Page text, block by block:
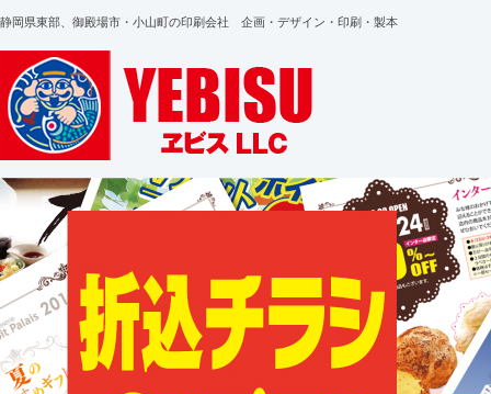
静岡県東部、御殿場市・小山町の印刷会社 企画・デザイン・印刷・製本